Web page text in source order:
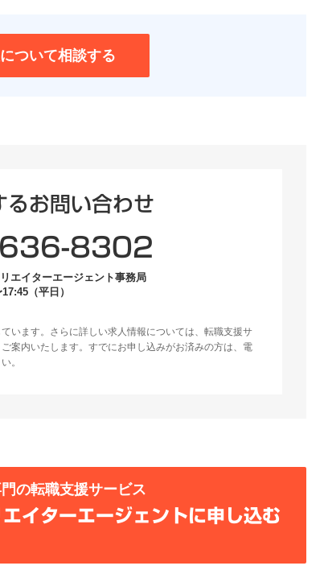
ついて相談する
るお問い合わせ
8302
エイターエージェント事務局
（平日）
います。さらに詳しい求人情報については、転職支援サ
案内いたします。すでにお申し込みがお済みの方は、電
。
の転職支援サービス
イターエージェントに申し込む